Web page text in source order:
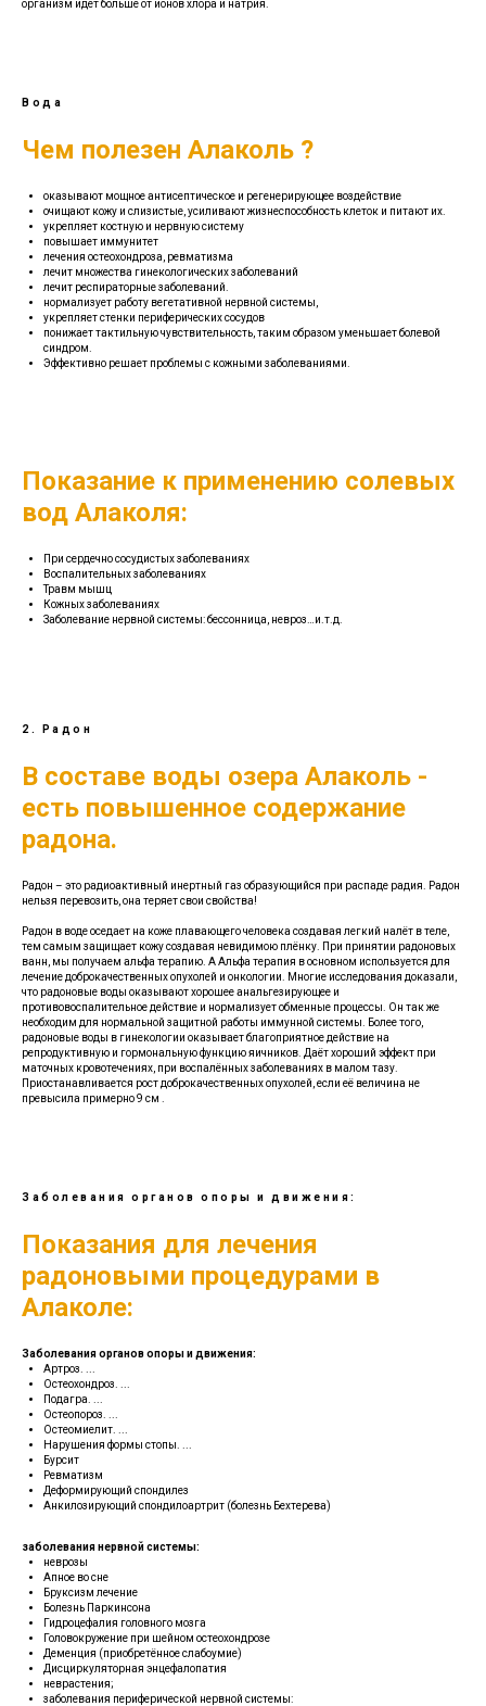
организм идёт больше от ионов хлора и натрия.
Вода
Чем полезен Алаколь ?
оказывают мощное антисептическое и регенерирующее воздействие
очищают кожу и слизистые, усиливают жизнеспособность клеток и питают их.
укрепляет костную и нервную систему
повышает иммунитет
лечения остеохондроза, ревматизма
лечит множества гинекологических заболеваний
лечит респираторные заболеваний.
нормализует работу вегетативной нервной системы,
укрепляет стенки периферических сосудов
понижает тактильную чувствительность, таким образом уменьшает болевой
синдром.
Эффективно решает проблемы с кожными заболеваниями.
Показание к применению солевых
вод Алаколя:
При сердечно сосудистых заболеваниях
Воспалительных заболеваниях
Травм мышц
Кожных заболеваниях
Заболевание нервной системы: бессонница, невроз…и.т.д.
2. Радон
В составе воды озера Алаколь -
есть повышенное содержание
радона.
Радон – это радиоактивный инертный газ образующийся при распаде радия. Радон
нельзя перевозить, она теряет свои свойства!
Радон в воде оседает на коже плавающего человека создавая легкий налёт в теле,
тем самым защищает кожу создавая невидимою плёнку. При принятии радоновых
ванн, мы получаем альфа терапию. А Альфа терапия в основном используется для
лечение доброкачественных опухолей и онкологии. Многие исследования доказали,
что радоновые воды оказывают хорошее анальгезирующее и
противовоспалительное действие и нормализует обменные процессы. Он так же
необходим для нормальной защитной работы иммунной системы. Более того,
радоновые воды в гинекологии оказывает благоприятное действие на
репродуктивную и гормональную функцию яичников. Даёт хороший эффект при
маточных кровотечениях, при воспалённых заболеваниях в малом тазу.
Приостанавливается рост доброкачественных опухолей, если её величина не
превысила примерно 9 см .
Заболевания органов опоры и движения:
Показания для лечения
радоновыми процедурами в
Алаколе:
Заболевания органов опоры и движения:
Артроз. ...
Остеохондроз. ...
Подагра. ...
Остеопороз. ...
Остеомиелит. ...
Нарушения формы стопы. ...
Бурсит
Ревматизм
Деформирующий спондилез
Анкилозирующий спондилоартрит (болезнь Бехтерева)
заболевания нервной системы:
неврозы
Апное во сне
Бруксизм лечение
Болезнь Паркинсона
Гидроцефалия головного мозга
Головокружение при шейном остеохондрозе
Деменция (приобретённое слабоумие)
Дисциркуляторная энцефалопатия
неврастения;
заболевания периферической нервной системы: